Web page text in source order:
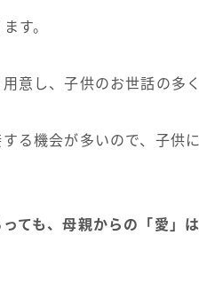
す。
意し、子供のお世話の多
る機会が多いので、子供
ても、母親からの「愛」